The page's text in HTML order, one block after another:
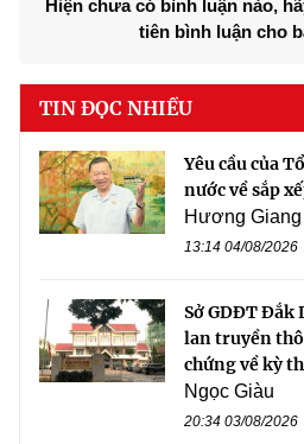
Hiện chưa có bình luận nào,
tiên bình luận cho
TIN ĐỌC NHIỀU
Yêu cầu của
nước về sắp
Hương Giang
13:14 04/08/2026
Sở GDĐT Đắk
lan truyền
chứng về kỳ
Ngọc Giàu
20:34 03/08/2026